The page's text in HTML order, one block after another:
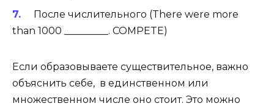
После числительного (There were more
than 1000 _________. COMPETE)
Если образовываете существительное, важно
объяснить себе, в единственном или
множественном числе оно стоит. Это можно